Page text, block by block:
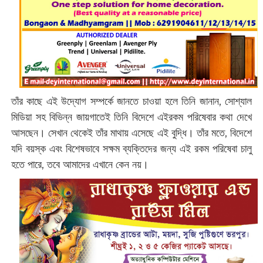
তাঁর কাছে এই উদ্যোগ সম্পর্কে জানতে চাওয়া হলে তিনি জানান, সোশ্যাল
মিডিয়া সহ বিভিন্ন জায়গাতেই তিনি বিদেশে এইরকম পরিষেবার কথা দেখে
আসছেন। সেখান থেকেই তাঁর মাথায় এসেছে এই বুদ্ধি। তাঁর মতে, বিদেশে
যদি বয়স্ক এবং বিশেষভাবে সক্ষম ব্যক্তিদের জন্য এই রকম পরিষেবা চালু
হতে পারে, তবে আমাদের এখানে কেন নয়।